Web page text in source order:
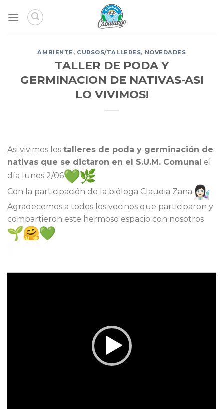
AMBIENTE , CURSOS/TALLERES, NOVEDADES
TALLER DE PODA Y
GERMINACION DE NATIVAS-ASI
LO VIVIMOS!
Asi vivimos los talleres de poda y germinación de
nativas que se dictaron en el S.U.M. Comunal el
día lunes 2/06
Con la participación de la bióloga Claudia Zana.
Agradecemos a todos los vecinos que participaron y
compartieron este hermoso espacio con nosotros
vídeo